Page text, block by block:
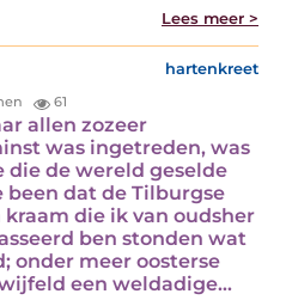
Lees meer >
hartenkreet
61
allen zozeer
was ingetreden, was
de wereld geselde
dat de Tilburgse
die ik van oudsher
ben stonden wat
onder meer oosterse
een weldadige…